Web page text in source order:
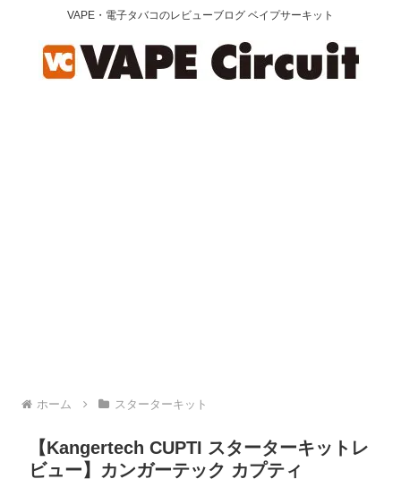
VAPE・電子タバコのレビューブログ ベイプサーキット
ホーム スターターキット
【Kangertech CUPTI スターターキットレ
ビュー】カンガーテック カプティ